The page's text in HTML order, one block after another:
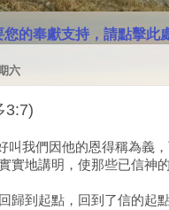
的奉獻支持，請點擊此
六
3:7)
叫我們因他的恩得稱為義
實地講明，使那些已信神
歸到起點，回到了信的起